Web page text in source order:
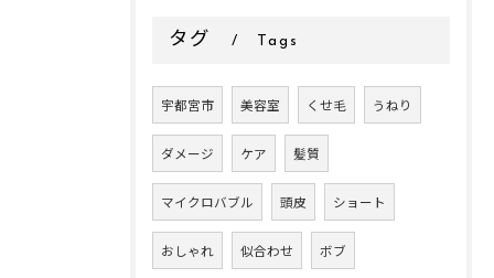
タグ Tags
宇都宮市 美容室 くせ毛 うねり
ダメージ ケア 髪質
マイクロバブル 頭皮 ショート
おしゃれ 似合わせ ボブ